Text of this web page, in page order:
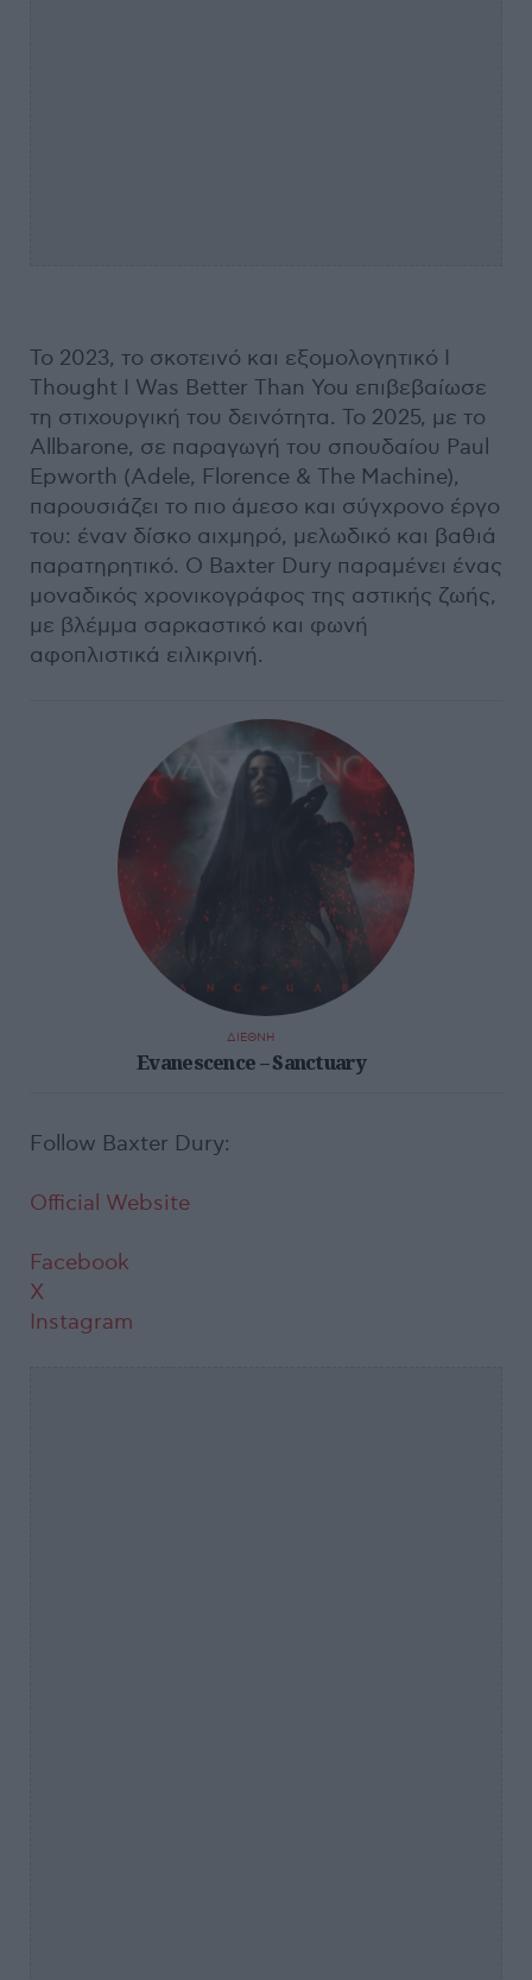
Το 2023, το σκοτεινό και εξομολογητικό I
Thought I Was Better Than You επιβεβαίωσε
τη στιχουργική του δεινότητα. Το 2025, με το
Allbarone, σε παραγωγή του σπουδαίου Paul
Epworth (Adele, Florence & The Machine),
παρουσιάζει το πιο άμεσο και σύγχρονο έργο
του: έναν δίσκο αιχμηρό, μελωδικό και βαθιά
παρατηρητικό. Ο Baxter Dury παραμένει ένας
μοναδικός χρονικογράφος της αστικής ζωής,
με βλέμμα σαρκαστικό και φωνή
αφοπλιστικά ειλικρινή.
ΔΙΕΘΝΗ
Evanescence – Sanctuary
Follow Baxter Dury:
Official Website
Facebook
X
Instagram